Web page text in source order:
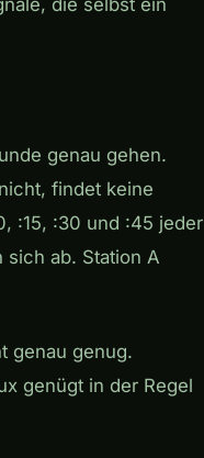
genau gehen.
findet keine
:15, :30 und :45 jeder
ab. Station A
genau genug.
genügt in der Regel